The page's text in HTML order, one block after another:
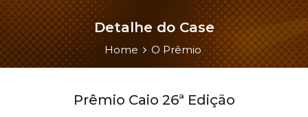
Detalhe do Case
Home O Prêmio
Prêmio Caio 26ª Edição